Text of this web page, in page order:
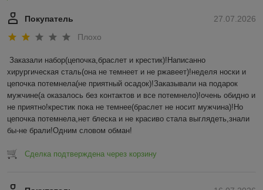
27.07.2026
Покупатель
Плохо
Заказали набор(цепочка,браслет и крестик)!Написанно
хирургическая сталь(она не темнеет и не ржавеет)!неделя носки и
цепочка потемнела(не приятный осадок)!Заказывали на подарок
мужчине(а оказалось без контактов и все потемнело)!очень обидно и
не приятно!крестик пока не темнее(браслет не носит мужчина)!Но
цепочка потемнела,нет блеска и не красиво стала выглядеть,знали
бы-не брали!Одним словом обман!
Сделка подтверждена через корзину